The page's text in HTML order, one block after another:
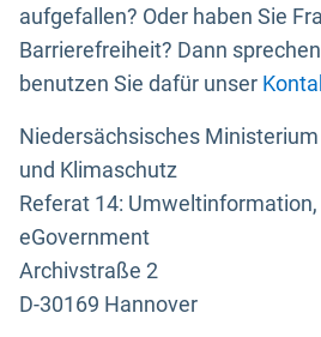
aufgefallen? Oder haben Sie
Barrierefreiheit? Dann
benutzen Sie dafür unser
Niedersächsisches
und Klimaschutz
Referat 14:
eGovernment
Archivstraße 2
D-30169 Hannover